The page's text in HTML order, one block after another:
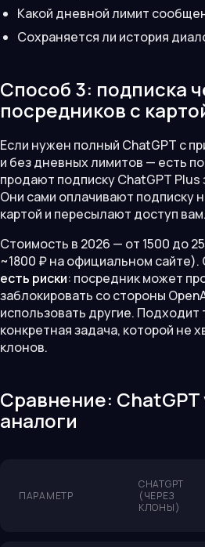
Какой дневной лимит
Сохраняется ли история
Способ 3: подписка
посредников с
Если нужен полный ChatGPT с
и без дневных лимитов — есть
продают подписку ChatGPT Plus
Они сами оплачивают подписку
картой и пересылают доступ вам.
Стоимость в 2026 — от 1500 до
~1800 ₽ на официальном
есть риски: посредник может
заблокировать со стороны
использовать другие. Подходит
конкретная задача, которой не
клонов.
Сравнение: ChatGPT
аналоги
ПАРАМЕТР
CHATGPT
(ЧЕРЕЗ
КЛОНЫ)